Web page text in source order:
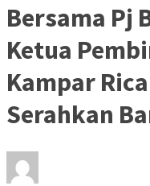
Bersama Pj
Ketua
Kampar
Serahkan